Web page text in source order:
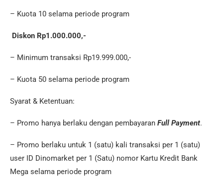
– Kuota 10 selama periode program
Diskon Rp1.000.000,-
– Minimum transaksi Rp19.999.000,-
– Kuota 50 selama periode program
Syarat & Ketentuan:
– Promo hanya berlaku dengan pembayaran Full Payment.
– Promo berlaku untuk 1 (satu) kali transaksi per 1 (satu)
user ID Dinomarket per 1 (Satu) nomor Kartu Kredit Bank
Mega selama periode program